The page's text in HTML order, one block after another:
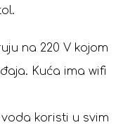
na 220 V kojom
Kuća ima wifi
koristi u svim